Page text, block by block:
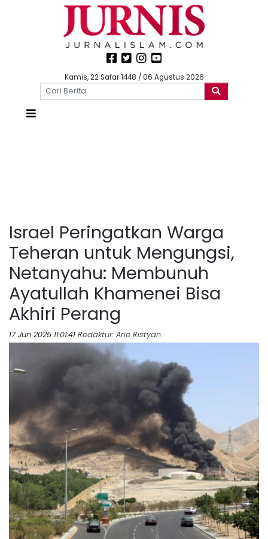
Kamis, 22 Safar 1448 / 06 Agustus 2026
Israel Peringatkan Warga
Teheran untuk Mengungsi,
Netanyahu: Membunuh
Ayatullah Khamenei Bisa
Akhiri Perang
17 Jun 2025 11:01:41 Redaktur: Arie Ristyan